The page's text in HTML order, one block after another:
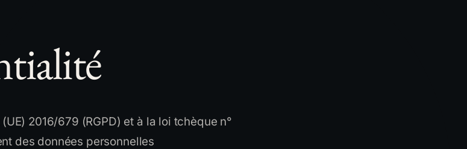
2016/679 (RGPD) et à la loi tchèque n°
des données personnelles